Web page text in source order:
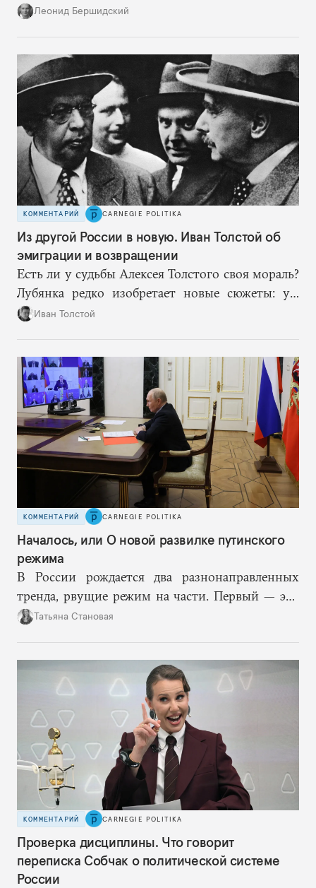
нацисты торопились в революционном угаре,
сериям ограничений и перекрывая вскрывшиеся
в процессе лазейки.
Леонид Бершидский
КОММЕНТАРИЙ CARNEGIE POLITIKA
Из другой России в новую. Иван Толстой об
эмиграции и возвращении
Есть ли у судьбы Алексея Толстого своя мораль?
Лубянка редко изобретает новые сюжеты: уж
больно хорошо срабатывают старые.
Иван Толстой
КОММЕНТАРИЙ CARNEGIE POLITIKA
Началось, или О новой развилке путинского
режима
В России рождается два разнонаправленных
тренда, рвущие режим на части. Первый — это
путинская логика войны, где эскалация влечет за
возможностей, на компетентность в принятии
решений и адекватное целеполагание.
Татьяна Становая
КОММЕНТАРИЙ CARNEGIE POLITIKA
Проверка дисциплины. Что говорит
переписка Собчак о политической системе
России